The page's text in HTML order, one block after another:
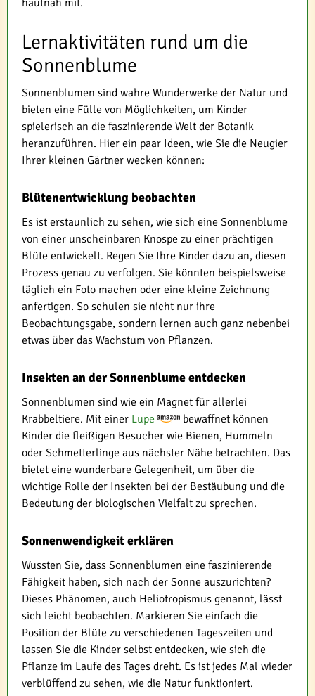
Lernaktivitäten rund um die
Sonnenblume
Sonnenblumen sind wahre Wunderwerke der Natur und
bieten eine Fülle von Möglichkeiten, um Kinder
spielerisch an die faszinierende Welt der Botanik
heranzuführen. Hier ein paar Ideen, wie Sie die Neugier
Ihrer kleinen Gärtner wecken können:
Blütenentwicklung beobachten
Es ist erstaunlich zu sehen, wie sich eine Sonnenblume
von einer unscheinbaren Knospe zu einer prächtigen
Blüte entwickelt. Regen Sie Ihre Kinder dazu an, diesen
Prozess genau zu verfolgen. Sie könnten beispielsweise
täglich ein Foto machen oder eine kleine Zeichnung
anfertigen. So schulen sie nicht nur ihre
Beobachtungsgabe, sondern lernen auch ganz nebenbei
etwas über das Wachstum von Pflanzen.
Insekten an der Sonnenblume entdecken
Sonnenblumen sind wie ein Magnet für allerlei
Krabbeltiere. Mit einer Lupe
bewaffnet können
Kinder die fleißigen Besucher wie Bienen, Hummeln
oder Schmetterlinge aus nächster Nähe betrachten. Das
bietet eine wunderbare Gelegenheit, um über die
wichtige Rolle der Insekten bei der Bestäubung und die
Bedeutung der biologischen Vielfalt zu sprechen.
Sonnenwendigkeit erklären
Wussten Sie, dass Sonnenblumen eine faszinierende
Fähigkeit haben, sich nach der Sonne auszurichten?
Dieses Phänomen, auch Heliotropismus genannt, lässt
sich leicht beobachten. Markieren Sie einfach die
Position der Blüte zu verschiedenen Tageszeiten und
lassen Sie die Kinder selbst entdecken, wie sich die
Pflanze im Laufe des Tages dreht. Es ist jedes Mal wieder
verblüffend zu sehen, wie die Natur funktioniert.